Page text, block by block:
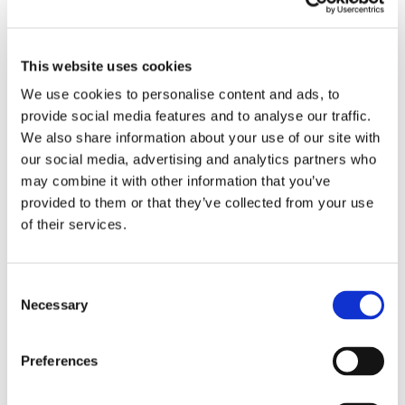
This website uses cookies
We use cookies to personalise content and ads, to
provide social media features and to analyse our traffic.
We also share information about your use of our site with
our social media, advertising and analytics partners who
may combine it with other information that you’ve
provided to them or that they’ve collected from your use
of their services.
Selection
Necessary
Preferences
Obbligazioni solidali passive:
rapporti tra surrogazione legale e
regresso
La sentenza n. 16835 del 29 maggio 2026 della
rapporto tra l'azione di [...]